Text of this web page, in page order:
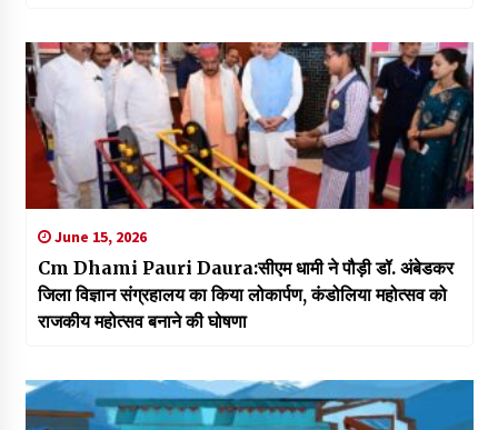
June 15, 2026
Cm Dhami Pauri Daura:सीएम धामी ने पौड़ी डॉ. अंबेडकर
जिला विज्ञान संग्रहालय का किया लोकार्पण, कंडोलिया महोत्सव को
राजकीय महोत्सव बनाने की घोषणा